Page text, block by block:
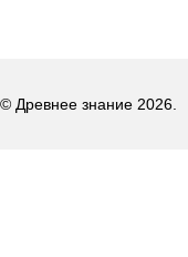
© Древнее знание 2026.